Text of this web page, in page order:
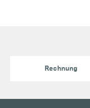
Rechnung